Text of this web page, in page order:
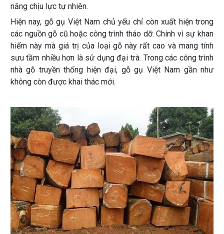
năng chịu lực tự nhiên.
Hiện nay, gỗ gụ Việt Nam chủ yếu chỉ còn xuất hiện trong
các nguồn gỗ cũ hoặc công trình tháo dỡ. Chính vì sự khan
hiếm này mà giá trị của loại gỗ này rất cao và mang tính
sưu tầm nhiều hơn là sử dụng đại trà. Trong các công trình
nhà gỗ truyền thống hiện đại, gỗ gụ Việt Nam gần như
không còn được khai thác mới.